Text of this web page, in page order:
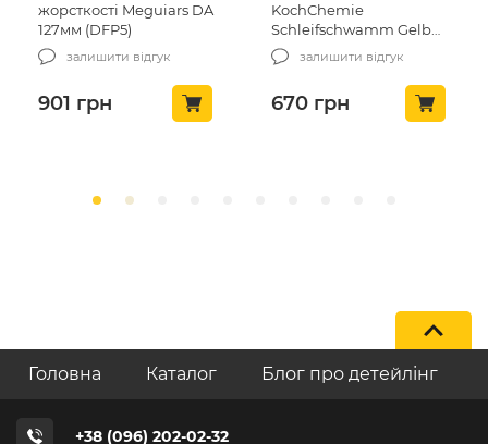
жорсткості Meguiars DA
127мм (DFP5)
залишити відгук
901 грн
KochChemie
Schleifschwamm Gelb
mittelhart 130*30
(999267)
залишити відгук
670 грн
Головна Каталог Блог про детейлінг
+38 (096) 202-02-32